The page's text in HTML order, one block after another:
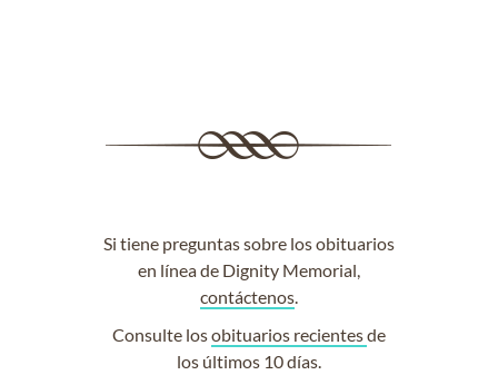
Si tiene preguntas sobre los obituarios
en línea de Dignity Memorial,
contáctenos.
Consulte losobituarios recientesde
los últimos 10 días.